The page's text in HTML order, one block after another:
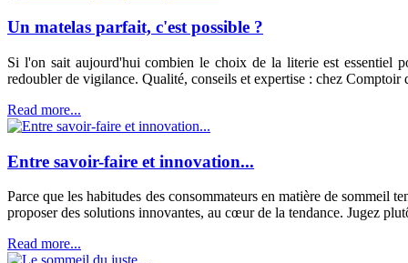
Un matelas parfait, c'est possible ?
Si l'on sait aujourd'hui combien le choix de la literie est essentiel
redoubler de vigilance. Qualité, conseils et expertise : chez Comptoir
Read more...
Entre savoir-faire et innovation...
Parce que les habitudes des consommateurs en matière de sommeil
proposer des solutions innovantes, au cœur de la tendance. Jugez
Read more...